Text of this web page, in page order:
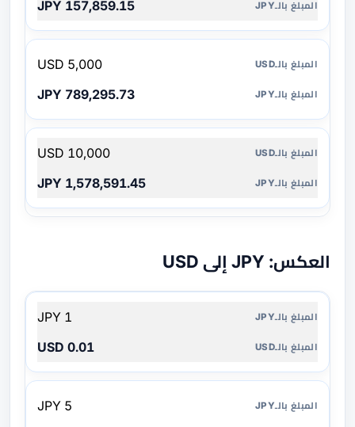
157,859.15 JPY
5,000 USD
789,295.73 JPY
10,000 USD
1,578,591.45 JPY
العكس: JPY إلى USD
بالـJPY
المبلغ
1 JPY
0.01 USD
5 JPY